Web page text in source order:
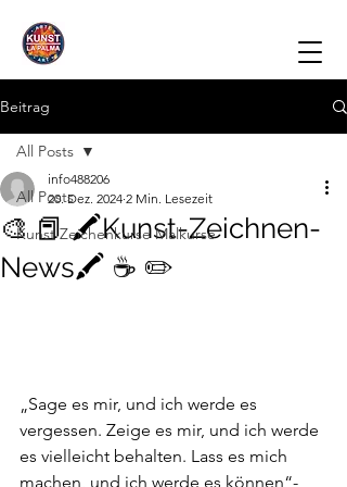
Beitrag
All Posts
Kunst Zeichenkurse Malkurse
All Posts
🎨 📕 🖍️Kunst-Zeichnen-
News🖍️ ☕️ ✏️
info488206
20. Dez. 2024 2 Min. Lesezeit
„Sage es mir, und ich werde es
vergessen. Zeige es mir, und ich werde
es vielleicht behalten. Lass es mich
machen, und ich werde es können“-